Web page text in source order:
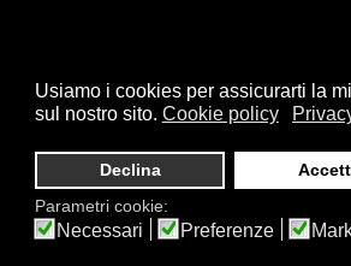
Usiamo i cookies per assicurarti la
sul nostro sito. Cookie policy
Declina
Parametri cookie:
Necessari Preferenze